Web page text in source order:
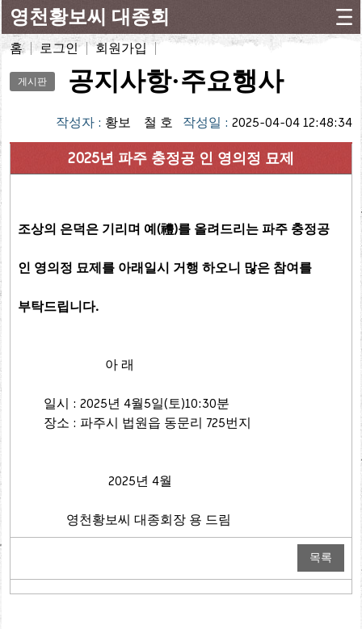
영천황보씨 대종회
홈 로그인 회원가입
게시판 공지사항·주요행사
작성자 : 황보 철 호 작성일 : 2025-04-04 12:48:34
2025년 파주 충정공 인 영의정 묘제
조상의 은덕은 기리며 예(禮)를 올려드리는 파주 충정공
인 영의정 묘제를 아래일시 거행 하오니 많은 참여를
부탁드립니다.
아 래
일시 : 2025년 4월5일(토)10:30분
장소 : 파주시 법원읍 동문리 725번지
2025년 4월
영천황보씨 대종회장 용 드림
목록